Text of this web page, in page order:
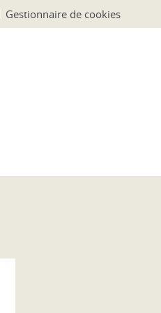
Gestionnaire de cookies